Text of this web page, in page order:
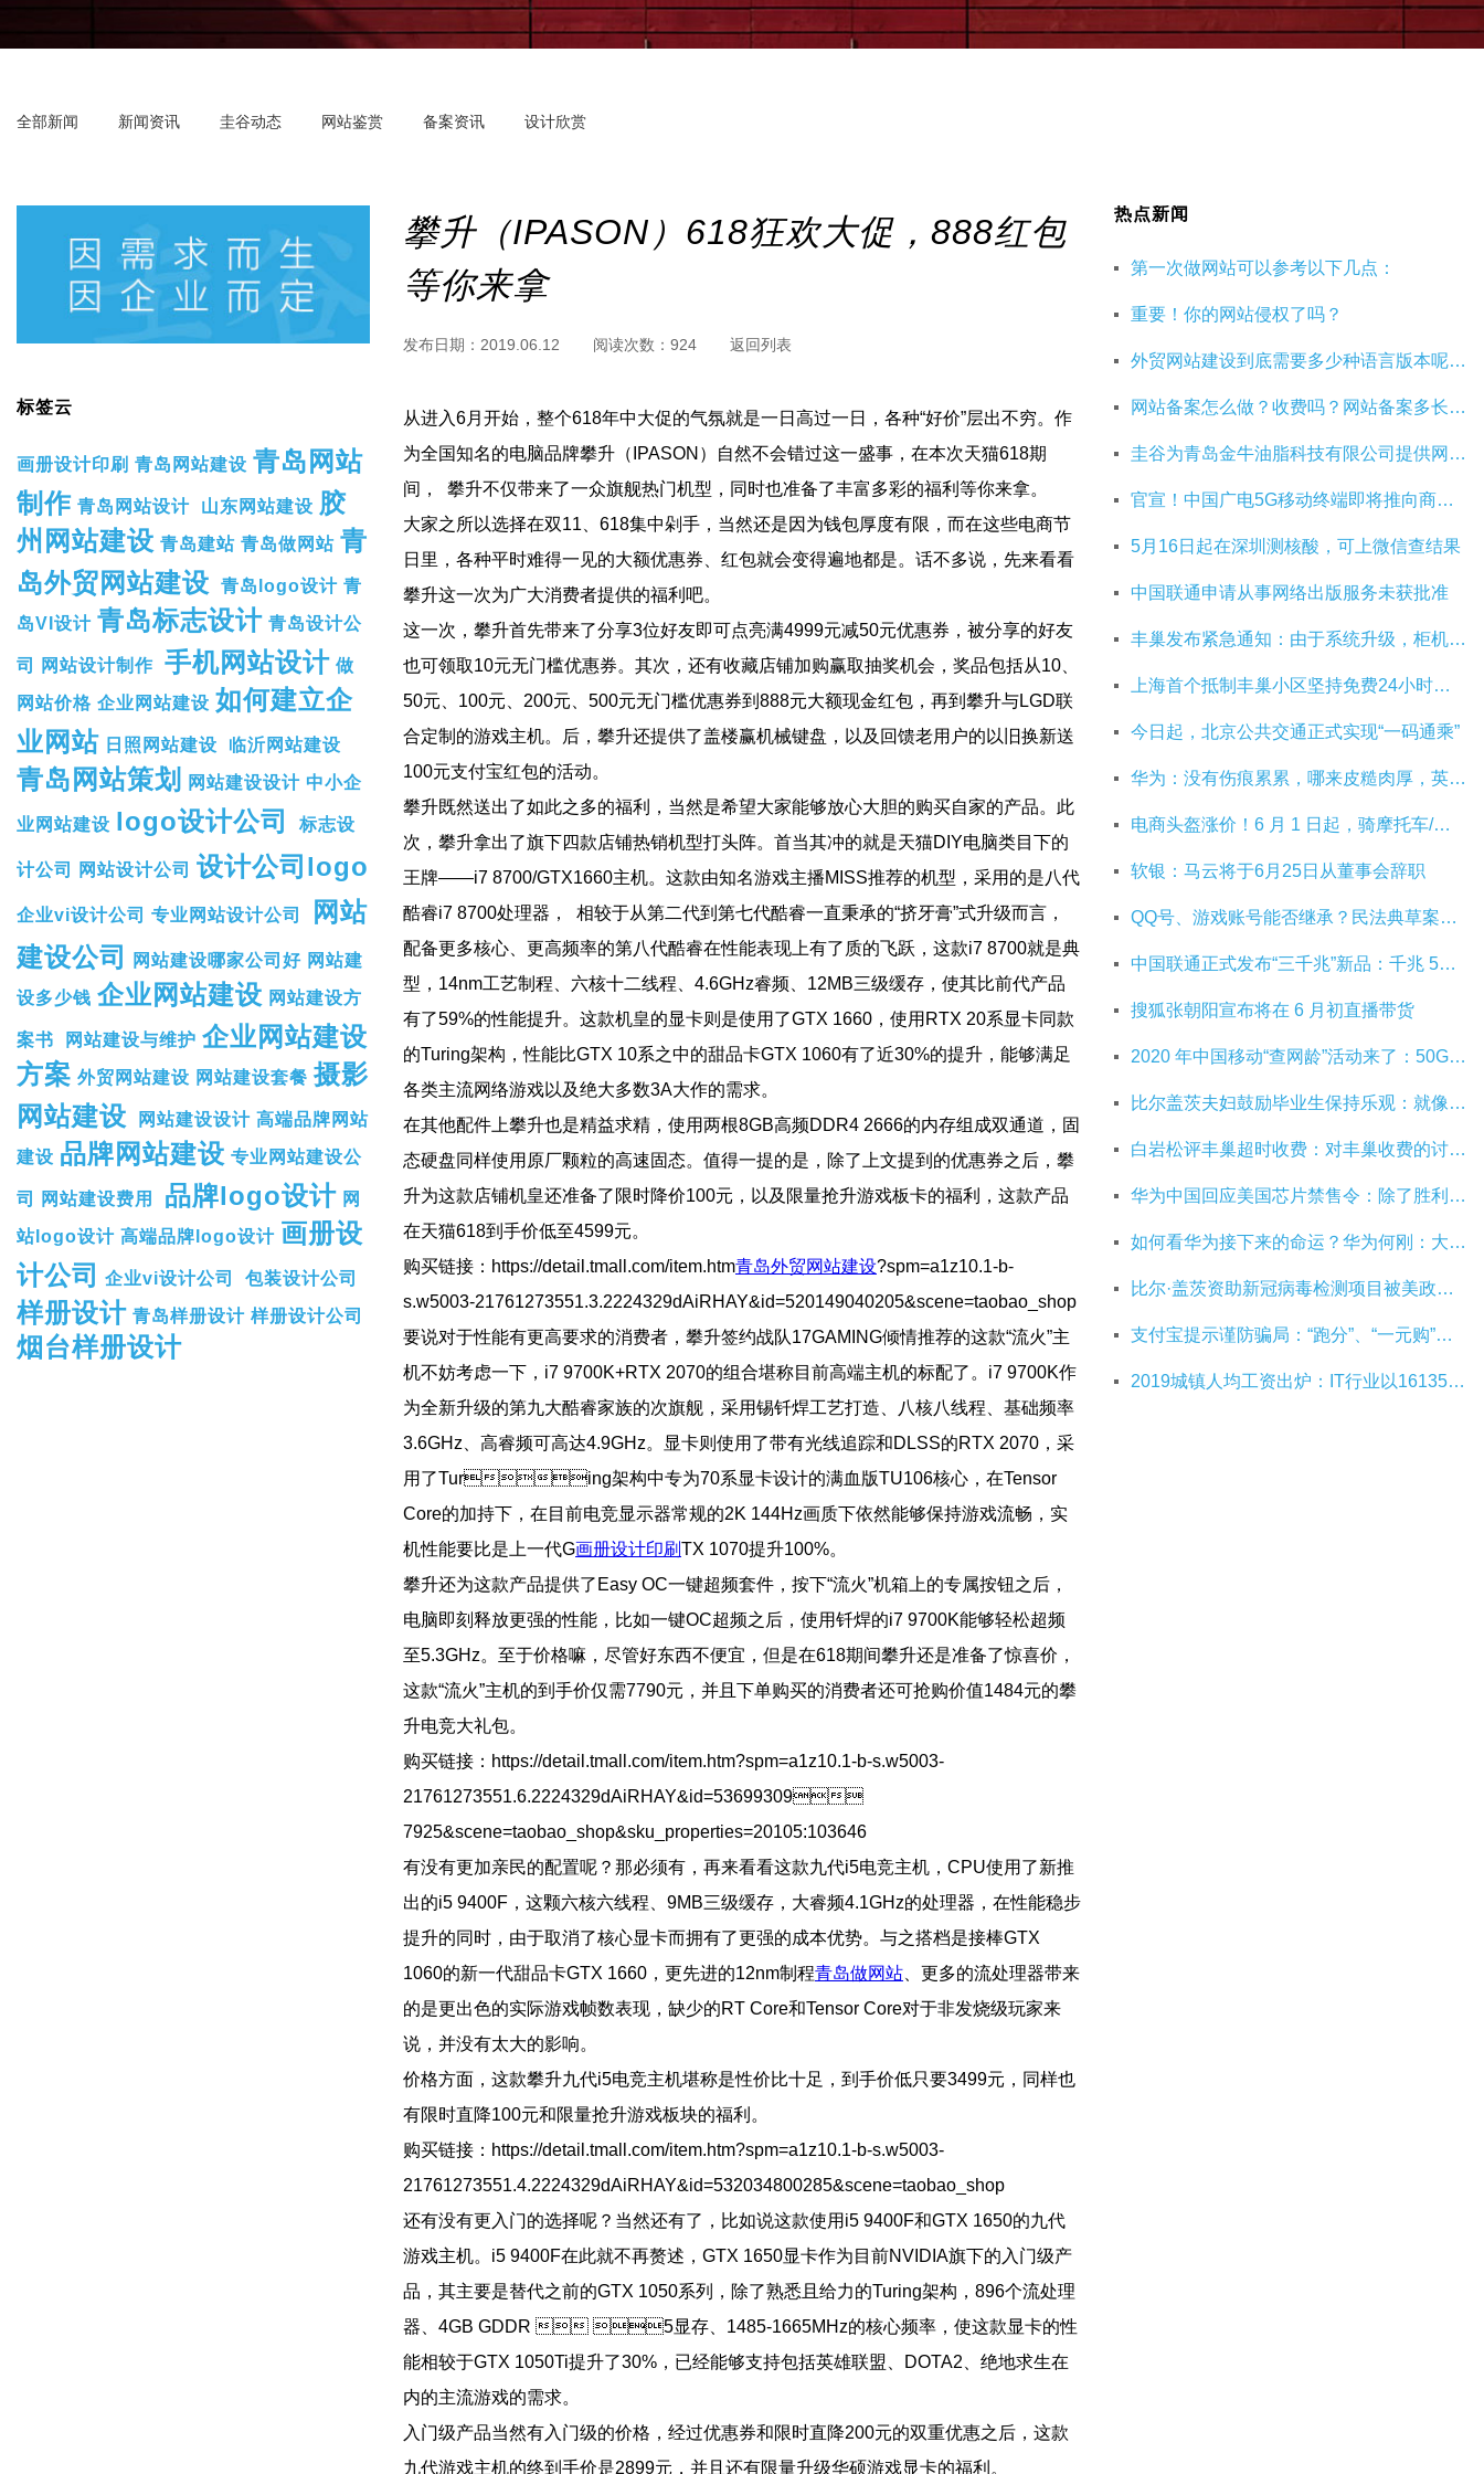
全部新闻 新闻资讯 圭谷动态 网站鉴赏 备案资讯 设计欣赏
标签云
画册设计印刷 青岛网站建设 青岛网站
制作 青岛网站设计 山东网站建设 胶
州网站建设 青岛建站 青岛做网站 青
岛外贸网站建设
青岛logo设计 青
岛VI设计 青岛标志设计 青岛设计公
司 网站设计制作 手机网站设计 做
网站价格 企业网站建设 如何建立企
业网站 日照网站建设 临沂网站建设
青岛网站策划 网站建设设计 中小企
业网站建设 logo设计公司 标志设
计公司 网站设计公司 设计公司logo
企业vi设计公司 专业网站设计公司
网站
建设公司
网站建设哪家公司好 网站建
设多少钱 企业网站建设 网站建设方
案书 网站建设与维护 企业网站建设
方案 外贸网站建设 网站建设套餐 摄影
网站建设
网站建设设计 高端品牌网站
建设 品牌网站建设 专业网站建设公
司 网站建设费用 品牌logo设计 网
站logo设计 高端品牌logo设计 画册设
计公司
企业vi设计公司 包装设计公司
样册设计 青岛样册设计 样册设计公司
烟台样册设计
攀升（IPASON）618狂欢大促，888红包
等你来拿
发布日期： 2019.06.12 阅读次数： 924 返回列表
从进入6月开始，整个618年中大促的气氛就是一日高过一日，各种“好价”层出不穷。作
为全国知名的电脑 品牌攀升（IPASON）自然不会错过这一盛事，在本次天猫618期
间，  攀升不仅带来了一众旗舰热门机型，同时也准备了丰富多彩的福利等你来拿。
大家之所以选择在双11、618集中剁手，当然还是因为钱包厚度有限，而在这些电商节
日里，各种平时难得一见的大额优惠券、红包就会变得遍地都是。话不多说，先来看看
攀升 这一次为广大消费者提供的福利吧。
这一次，攀升首先带来了分享3位好友即可点亮满4999元减50元优惠券，被分享的好友
也可领取10元无门槛优惠券。其次，还有收藏店铺加购赢取抽奖机会，奖品包括从10、
50元、100元、200元、500元无门槛优惠券到888元大额现金红包，再到攀升与LGD联
合定制的游戏主机。后，攀升还提供了盖楼赢机械键盘，以及回馈老用户的以旧换新送
100元支付宝红包的活动。
攀升既然送出了如此之多的福利，当然是希望大家能够放心大胆的购买自家的产品。此
次，攀升拿出了旗下四款店铺热销机型打头阵。首当其冲的就是天猫DIY电脑类目下的
王牌——i7 8700/GTX1660主机。这款由知名游戏主播MISS推荐的机型，采用的是八代
酷睿i7 8700处理器，  相较于从第二代到第七代酷睿一直秉承的“挤牙膏”式升级而言，
配备更多核心、更高频率的第八代酷睿在性能表现上有了质的飞跃，这款i7 8700就是典
型，14nm工艺制程、六核十二线程、4.6GHz睿频、12MB三级缓存，使其比前代产品
有了59%的性能提升。这款机皇的显卡则是使用了GTX 1660，使用RTX 20系显卡同款
的Turing架构，性能比GTX 10系之中的甜品卡GTX 1060有了近30%的提升，能够满足
各类主流网络游戏以及绝大多数3A大作的需求。
在其他配件上攀升也是精益求精，使用两根8GB高频DDR4 2666的内存组成双通道，固
态硬盘同样使用原厂颗粒的高速固态。值得一提的是，除了上文提到的优惠券之后，攀
升为这款店铺机皇还准备了限时降价100元，以及限量抢升游戏板卡的福利，这款产品
在天猫618到手价低至4599元。
购买链接：https://detail.tmall.com/item.htm青岛外贸网站建设?spm=a1z10.1-b-
s.w5003-21761273551.3.2224329dAiRHAY&id=520149040205&scene=taobao_shop
要说对于性能有更高要 求的消费者，攀升签约战队17GAMING倾情推荐的这款“流火”主
机不妨考虑一下，i7 9700K+RTX 2070的组合堪称目前高端主机的标配了。i7 9700K作
为全新升级的第九大酷睿家族的次旗舰，采用锡钎焊工艺打造、八核八线程、基础频率
3.6GHz、高睿频可高达4.9GHz。显卡则使用了带有光线追踪和DLSS的RTX 2070，采
用了Turing架构中专为70系显卡设计的满血版TU106核心，在Tensor
Core的加持下，在目前电竞显示器常规的2K 144Hz画质下依然能够保持游戏流畅，实
机性能要比是上一代G画册设计印刷TX 1070提升100%。
攀升还为这款产品提供了Easy OC一键超频套件，按下“流火”机箱上的专属按钮之后，
电脑即刻释放更强的性能，比如一键OC超频之后，使用钎焊的i7 9700K能够轻松超频
至5.3GHz。至于价格嘛，尽管好东西不便宜，但是在618期间攀升还是准备了惊喜价，
这款“流火”主机的到手价仅需7790元，并且下单购买的消费者还可抢购价值1484元的攀
升电竞大礼包。
购买链接：https://detail.tmall.com/item.htm?spm=a1z10.1-b-s.w5003-
21761273551.6.2224329dAiRHAY&id=53699309
7925&scene=taobao_shop&sku_properties=20105:103646
有没有更加亲民的配置呢？那必须有，再来看看这款九代i5电竞主机，CPU使用了新推
出的i5 9400F，这颗六核六线程、9MB三级缓存，大睿频4.1GHz的处理器，在性能稳步
提升的同时，由于取消了核心显卡而拥有了更强的成本优势。与之搭档是接棒GTX
1060的新一代甜品卡GTX 1660，更先进的12nm制程青岛做网站 、更多的流处理器带来
的是更出色的实际游戏帧数表现，缺少的RT Core和Tensor Core对于非发烧级玩家来
说，并没有太大的影响。
价格方面，这款攀升九代i5电竞主机堪称是性价比十足，到手价低只要3499元，同样也
有限时直降100元和限量抢升游戏板块的福利。
购买链接：https://detail.tmall.com/item.htm?spm=a1z10.1-b-s.w5003-
21761273551.4.2224329dAiRHAY&id=532034800285&scene=taobao_shop
还有没有更入门的选择呢？当然还有了，比如说这款使用i5 9400F和GTX 1650的九代
游戏主机。i5 9400F在此就不再赘述，GTX 1650显卡作为目前NVIDIA旗下的入门级产
品，其主要是替代之前的GTX 1050系列，除了熟悉且给力的Turing架构，896个流处理
器、4GB GDDR  5显存、1485-1665MHz的核心频率，使这款显卡的性
能相较于GTX 1050Ti提升了30%，已经能够支持包括英雄联盟、DOTA2、绝地求生在
内的主流游戏的需求。
入门级产品当然有入门级的价格，经过优惠券和限时直降200元的双重优惠之后，这款
九代游戏主机的终到手价是2899元，并且还有限量升级华硕游戏显卡的福利。
热点新闻
第一次做网站可以参考以下几点：
重要！你的网站侵权了吗？
外贸网站建设到底需要多少种语言版本呢？40种语言的网站建设有必要吗？
网站备案怎么做？收费吗？网站备案多长时间能成功呢？
圭谷为青岛金牛油脂科技有限公司提供网站搭建定制服务
官宣！中国广电5G移动终端即将推向商用市场
5月16日起在深圳测核酸，可上微信查结果
中国联通申请从事网络出版服务未获批准
丰巢发布紧急通知：由于系统升级，柜机寄件服务北京双向关停
上海首个抵制丰巢小区坚持免费24小时：继续协商，正在自建快递中转站
今日起，北京公共交通正式实现“一码通乘”
华为：没有伤痕累累，哪来皮糙肉厚，英雄自古多磨难
电商头盔涨价！6 月 1 日起，骑摩托车/电动车不戴头盔将被严查
软银：马云将于6月25日从董事会辞职
QQ号、游戏账号能否继承？民法典草案中将概括
中国联通正式发布“三千兆”新品：千兆 5G 、千兆宽带及千兆 Wi-Fi
搜狐张朝阳宣布将在 6 月初直播带货
2020 年中国移动“查网龄”活动来了：50G 畅玩流量包，钻石勋章宽带提速至 1000 M
比尔盖茨夫妇鼓励毕业生保持乐观：就像二战后重建，你们将引领潮流
白岩松评丰巢超时收费：对丰巢收费的讨论争议及反对其实是件好事
华为中国回应美国芯片禁售令：除了胜利，我们已经无路可走
如何看华为接下来的命运？华为何刚：大部分同事并不悲观
比尔·盖茨资助新冠病毒检测项目被美政府叫停
支付宝提示谨防骗局：“跑分”、“一元购”是赌博
2019城镇人均工资出炉：IT行业以161352元位居第一